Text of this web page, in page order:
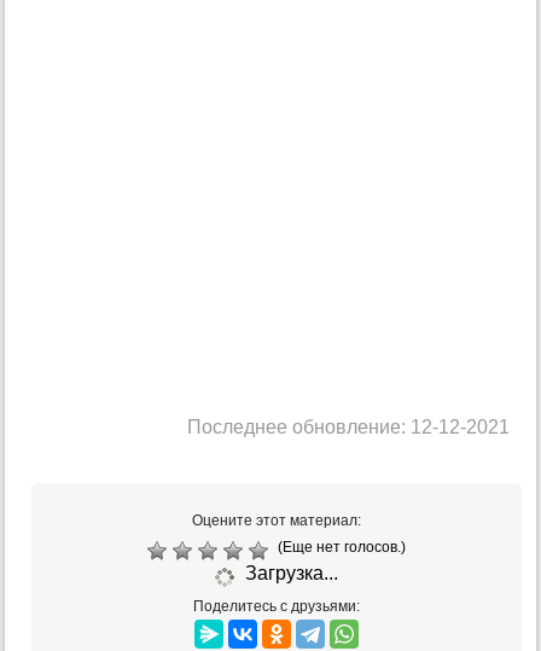
Последнее обновление: 12-12-2021
Оцените этот материал:
(Еще нет голосов.)
Загрузка...
Поделитесь с друзьями: